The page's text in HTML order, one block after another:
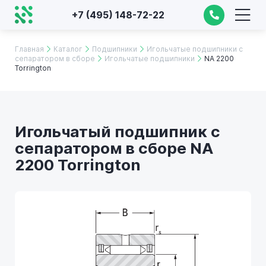
+7 (495) 148-72-22
Главная Каталог Подшипники
Игольчатые подшипники с
сепаратором в сборе
Игольчатые подшипники
NA 2200
Torrington
Игольчатый подшипник с
сепаратором в сборе NA
2200 Torrington